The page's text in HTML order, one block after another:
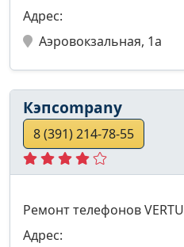
Адрес:
Аэровокзальная, 1а
Кэпcompany
8 (391) 214-78-55
Ремонт телефонов VERTU
Адрес: